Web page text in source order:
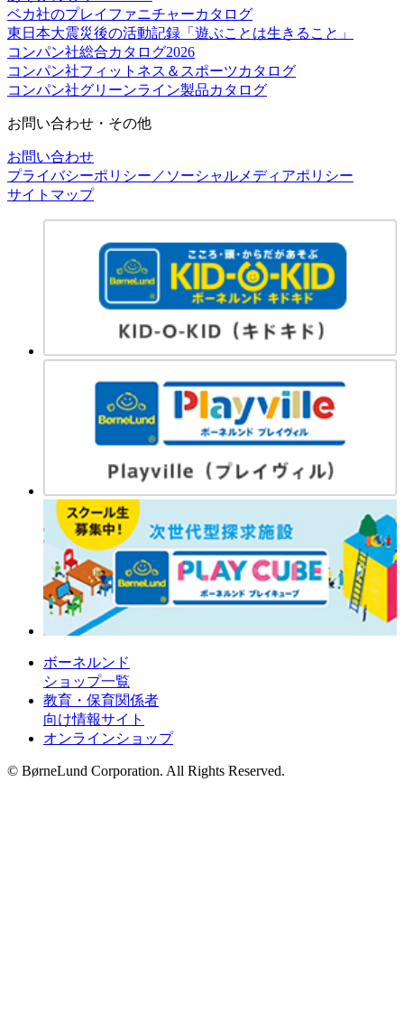
ベカ社のプレイファニチャーカタログ
東日本大震災後の活動記録「遊ぶことは生きること」
コンパン社総合カタログ2026
コンパン社フィットネス＆スポーツカタログ
コンパン社グリーンライン製品カタログ
お問い合わせ・その他
お問い合わせ
プライバシーポリシー／ソーシャルメディアポリシー
サイトマップ
ボーネルンド
ショップ一覧
教育・保育関係者
向け情報サイト
オンラインショップ
© BørneLund Corporation. All Rights Reserved.